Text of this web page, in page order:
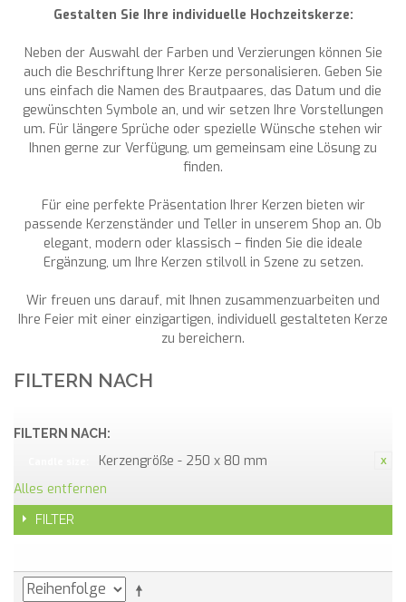
Gestalten Sie Ihre individuelle Hochzeitskerze:
Neben der Auswahl der Farben und Verzierungen können Sie
auch die Beschriftung Ihrer Kerze personalisieren. Geben Sie
uns einfach die Namen des Brautpaares, das Datum und die
gewünschten Symbole an, und wir setzen Ihre Vorstellungen
um. Für längere Sprüche oder spezielle Wünsche stehen wir
Ihnen gerne zur Verfügung, um gemeinsam eine Lösung zu
finden.
Für eine perfekte Präsentation Ihrer Kerzen bieten wir
passende Kerzenständer und Teller in unserem Shop an. Ob
elegant, modern oder klassisch – finden Sie die ideale
Ergänzung, um Ihre Kerzen stilvoll in Szene zu setzen.
Wir freuen uns darauf, mit Ihnen zusammenzuarbeiten und
Ihre Feier mit einer einzigartigen, individuell gestalteten Kerze
zu bereichern.
FILTERN NACH
FILTERN NACH:
Kerzengröße - 250 x 80 mm
Alles entfernen
FILTER